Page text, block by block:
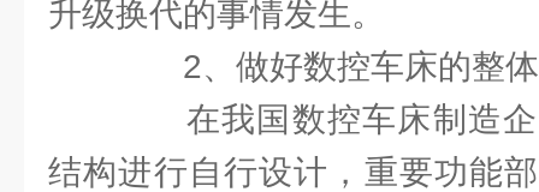
升级换代的事情发生。
2、做好数控车床的整
在我国数控车床制造企
结构进行自行设计，重要功能